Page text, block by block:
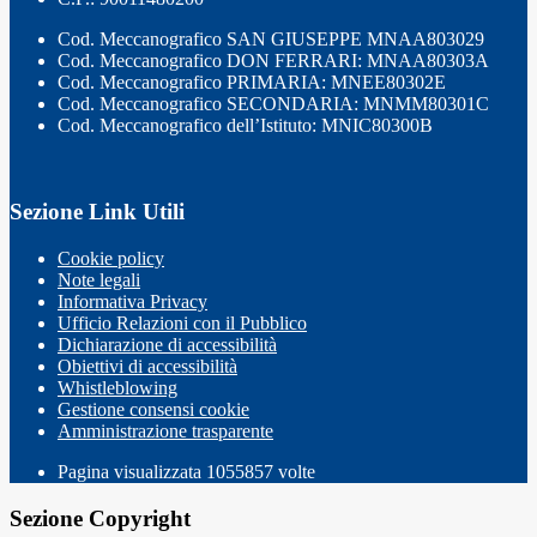
Cod. Meccanografico SAN GIUSEPPE MNAA803029
Cod. Meccanografico DON FERRARI: MNAA80303A
Cod. Meccanografico PRIMARIA: MNEE80302E
Cod. Meccanografico SECONDARIA: MNMM80301C
Cod. Meccanografico dell’Istituto: MNIC80300B
Sezione Link Utili
Cookie policy
Note legali
Informativa Privacy
Ufficio Relazioni con il Pubblico
Dichiarazione di accessibilità
Obiettivi di accessibilità
Whistleblowing
Gestione consensi cookie
Amministrazione trasparente
Pagina visualizzata 1055857 volte
Sezione Copyright